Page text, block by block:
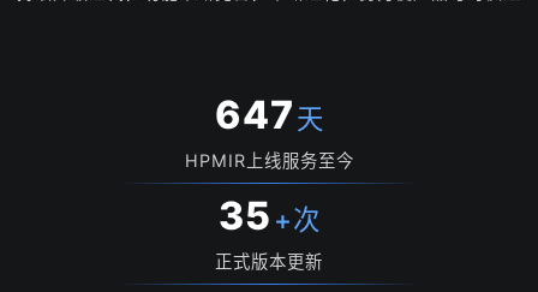
647天
HPMIR上线服务至今
35 +次
正式版本更新